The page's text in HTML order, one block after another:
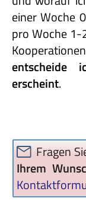
einer Woche
pro Woche 1-
entscheide
erscheint.
Fragen
Ihrem